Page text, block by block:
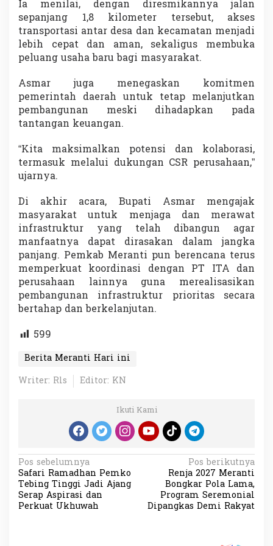
Ia menilai, dengan diresmikannya jalan
sepanjang 1,8 kilometer tersebut, akses
transportasi antar desa dan kecamatan menjadi
lebih cepat dan aman, sekaligus membuka
peluang usaha baru bagi masyarakat.
Asmar juga menegaskan komitmen
pemerintah daerah untuk tetap melanjutkan
pembangunan meski dihadapkan pada
tantangan keuangan.
“Kita maksimalkan potensi dan kolaborasi,
termasuk melalui dukungan CSR perusahaan,”
ujarnya.
Di akhir acara, Bupati Asmar mengajak
masyarakat untuk menjaga dan merawat
infrastruktur yang telah dibangun agar
manfaatnya dapat dirasakan dalam jangka
panjang. Pemkab Meranti pun berencana terus
memperkuat koordinasi dengan PT ITA dan
perusahaan lainnya guna merealisasikan
pembangunan infrastruktur prioritas secara
bertahap dan berkelanjutan.
599
Berita Meranti Hari ini
Writer: Rls
Editor: KN
Ikuti Kami
N
a
v
Pos sebelumnya
Safari Ramadhan Pemko
Tebing Tinggi Jadi Ajang
Serap Aspirasi dan
Perkuat Ukhuwah
Pos berikutnya
Renja 2027 Meranti
Bongkar Pola Lama,
Program Seremonial
Dipangkas Demi Rakyat